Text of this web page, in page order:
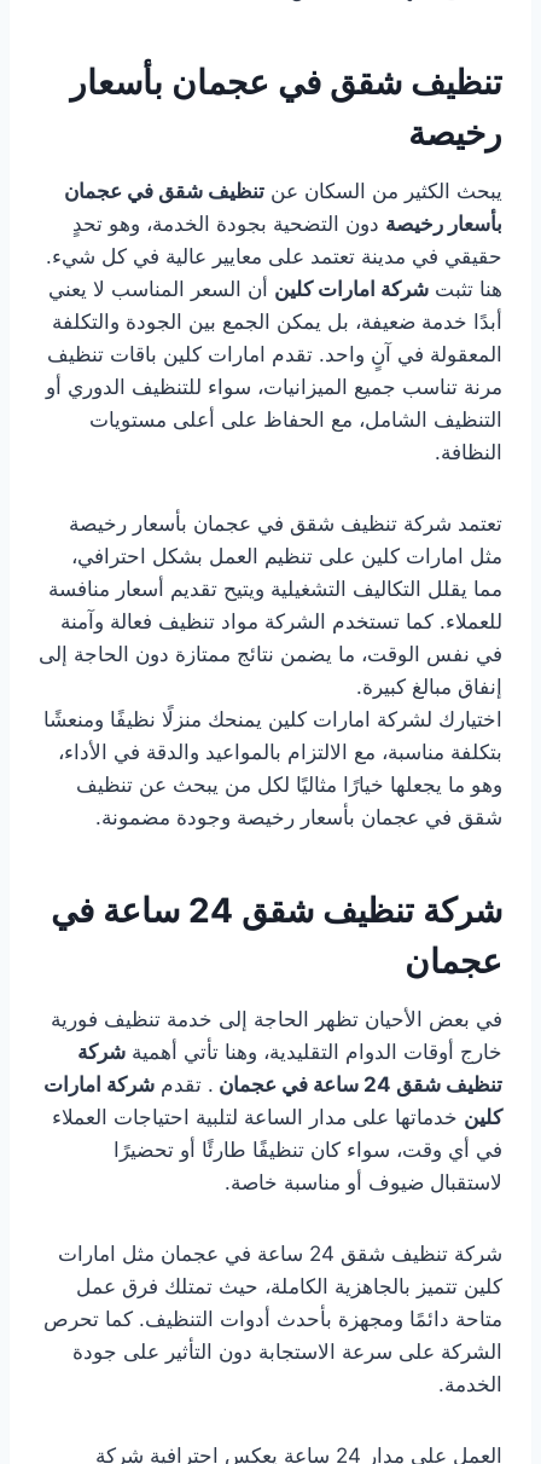
تنظيف شقق في عجمان بأسعار
رخيصة
يبحث الكثير من السكان عن تنظيف شقق في عجمان
بأسعار رخيصة دون التضحية بجودة الخدمة، وهو تحدٍ
حقيقي في مدينة تعتمد على معايير عالية في كل شيء.
هنا تثبت شركة امارات كلين أن السعر المناسب لا يعني
أبدًا خدمة ضعيفة، بل يمكن الجمع بين الجودة والتكلفة
المعقولة في آنٍ واحد. تقدم امارات كلين باقات تنظيف
مرنة تناسب جميع الميزانيات، سواء للتنظيف الدوري أو
التنظيف الشامل، مع الحفاظ على أعلى مستويات
النظافة.
تعتمد شركة تنظيف شقق في عجمان بأسعار رخيصة
مثل امارات كلين على تنظيم العمل بشكل احترافي،
مما يقلل التكاليف التشغيلية ويتيح تقديم أسعار منافسة
للعملاء. كما تستخدم الشركة مواد تنظيف فعالة وآمنة
في نفس الوقت، ما يضمن نتائج ممتازة دون الحاجة إلى
إنفاق مبالغ كبيرة.
اختيارك لشركة امارات كلين يمنحك منزلًا نظيفًا ومنعشًا
بتكلفة مناسبة، مع الالتزام بالمواعيد والدقة في الأداء،
وهو ما يجعلها خيارًا مثاليًا لكل من يبحث عن تنظيف
شقق في عجمان بأسعار رخيصة وجودة مضمونة.
شركة تنظيف شقق 24 ساعة في
عجمان
في بعض الأحيان تظهر الحاجة إلى خدمة تنظيف فورية
خارج أوقات الدوام التقليدية، وهنا تأتي أهمية شركة
تنظيف شقق 24 ساعة في عجمان
. تقدم شركة امارات
كلين خدماتها على مدار الساعة لتلبية احتياجات العملاء
في أي وقت، سواء كان تنظيفًا طارئًا أو تحضيرًا
لاستقبال ضيوف أو مناسبة خاصة.
شركة تنظيف شقق 24 ساعة في عجمان مثل امارات
كلين تتميز بالجاهزية الكاملة، حيث تمتلك فرق عمل
متاحة دائمًا ومجهزة بأحدث أدوات التنظيف. كما تحرص
الشركة على سرعة الاستجابة دون التأثير على جودة
الخدمة.
العمل على مدار 24 ساعة يعكس احترافية شركة